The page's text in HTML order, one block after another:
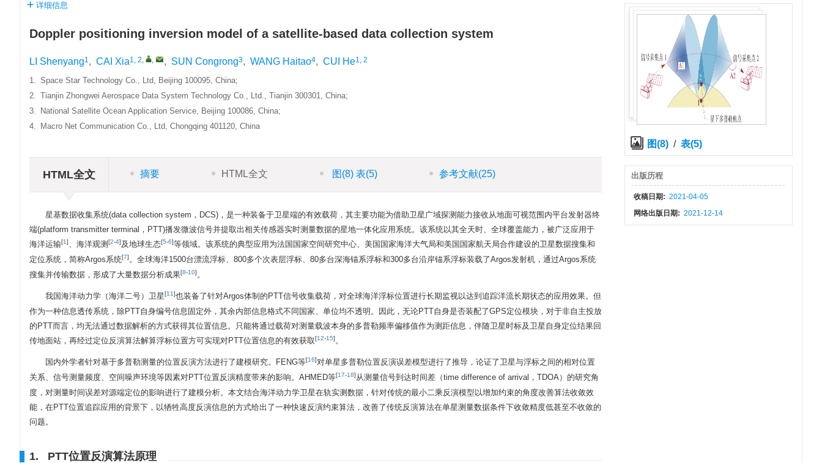
详细信息
Doppler positioning inversion model of a satellite-based data collection system
LI Shenyang1, CAI Xia1, 2, , , SUN Congrong3, WANG Haitao4, CUI He1, 2
1. Space Star Technology Co., Ltd, Beijing 100095, China;
2. Tianjin Zhongwei Aerospace Data System Technology Co., Ltd., Tianjin 300301, China;
3.
National Satellite Ocean Application Service, Beijing 100086, China;
4.
Macro Net Communication Co., Ltd, Chongqing 401120, China
HTML全文 摘要 HTML全文 图 (8) 表(5) 参考文献(25)
星基数据收集系统(data collection system，DCS)，是一种装备于卫星端的有效载荷，其主要功能为借助卫星广域探测能力接收从地面可视范围内平台发射器终
端(platform transmitter terminal，PTT)播发微波信号并提取出相关传感器实时测量数据的星地一体化应用系统。该系统以其全天时、全球覆盖能力，被广泛应用于
海洋运输[1]、海洋观测 [2-4]及地球生态[5-6]等领域。该系统的典型应用为法国国家空间研究中心、美国国家海洋大气局和美国国家航天局合作建设的卫星数据搜集和
定位系统，简称Argos系统[7]。全球海洋1500台漂流浮标、800多个次表层浮标、80多台深海锚系浮标和300多台沿岸锚系浮标装载了Argos发射机，通过Argos系统
搜集并传输数据，形成了大量数据分析成果[8-10]。
我国海洋动力学（海洋二号）卫星[11]也装备了针对Argos体制的PTT信号收集载荷，对全球海洋浮标位置进行长期监视以达到追踪洋流长期状态的应用效果。但
作为一种信息透传系统，除PTT自身编号信息固定外，其余内部信息格式不同国家、单位均不透明。因此，无论PTT自身是否装配了GPS定位模块，对于非自主投放
的PTT而言，均无法通过数据解析的方式获得其位置信息。只能将通过载荷对测量载波本身的多普勒频率偏移值作为测距信息，伴随卫星时标及卫星自身定位结果回
传地面站，再经过定位反演算法解算浮标位置方可实现对PTT位置信息的有效获取[12-15]。
国内外学者针对基于多普勒测量的位置反演方法进行了建模研究。FENG等[16]对单星多普勒位置反演误差模型进行了推导，论证了卫星与浮标之间的相对位置
关系、信号测量频度、空间噪声环境等因素对PTT位置反演精度带来的影响。AHMED等[17-18]从测量信号到达时间差（time difference of arrival，TDOA）的研究角
度，对测量时间误差对源端定位的影响进行了建模分析。本文结合海洋动力学卫星在轨实测数据，针对传统的最小二乘反演模型以增加约束的角度改善算法收敛效
能，在PTT位置追踪应用的背景下，以牺牲高度反演信息的方式给出了一种快速反演约束算法，改善了传统反演算法在单星测量数据条件下收敛精度低甚至不收敛的
问题。
1. PTT位置反演算法原理
图(8) /表(5)
出版历程
收稿日期: 2021-04-05
网络出版日期: 2021-12-14